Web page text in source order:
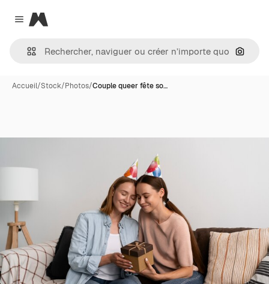
Close menu
Magnific
Accueil/Stock/Photos/Couple queer fête so…